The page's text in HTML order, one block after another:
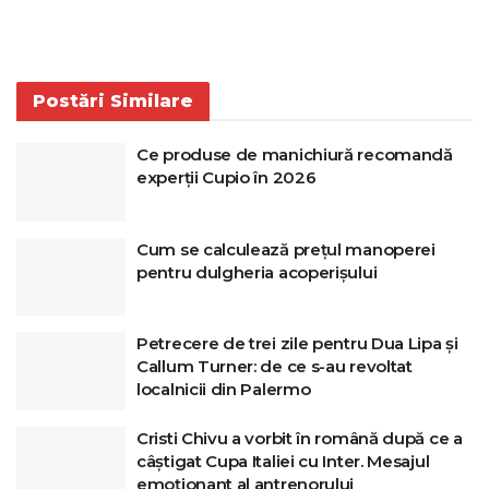
Postări Similare
Ce produse de manichiură recomandă
experții Cupio în 2026
Cum se calculează prețul manoperei
pentru dulgheria acoperișului
Petrecere de trei zile pentru Dua Lipa și
Callum Turner: de ce s-au revoltat
localnicii din Palermo
Cristi Chivu a vorbit în română după ce a
câștigat Cupa Italiei cu Inter. Mesajul
emoționant al antrenorului